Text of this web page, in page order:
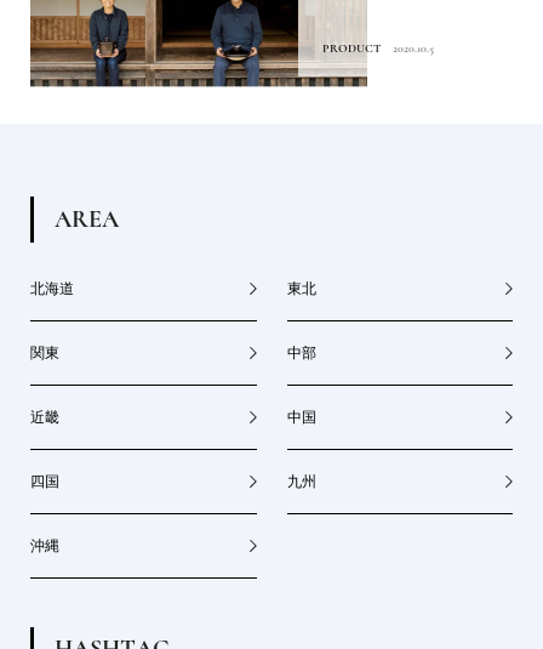
PRODUCT 2020.10.5
AREA
北海道 東北
関東 中部
近畿 中国
四国 九州
沖縄